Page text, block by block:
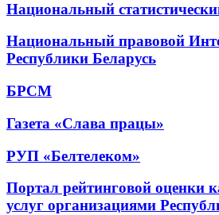
Национальный
Национальный правовой
Республики Беларусь
БРСМ
Газета «Слава працы»
РУП «Белтелеком»
Портал рейтинговой оценки
услуг организациями